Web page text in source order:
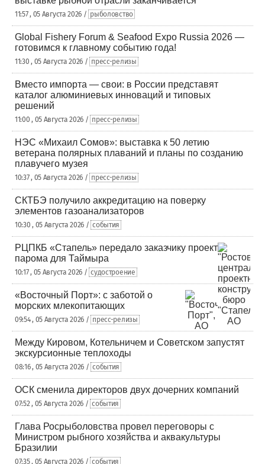
11:57 , 05 Августа 2026 / рыболовство
Global Fishery Forum & Seafood Expo Russia 2026 —
готовимся к главному событию года!
11:30 , 05 Августа 2026 / пресс-релизы
Вместо импорта — свои: в России представят
каталог алюминиевых инноваций и типовых
решений
11:00 , 05 Августа 2026 / пресс-релизы
НЭС «Михаил Сомов»: выставка к 50 летию
ветерана полярных плаваний и планы по созданию
плавучего музея
10:37 , 05 Августа 2026 / пресс-релизы
СКТБЭ получило аккредитацию на поверку
элементов газоанализаторов
10:30 , 05 Августа 2026 / события
РЦПКБ «Стапель» передало заказчику проект
парома для Таймыра
10:17 , 05 Августа 2026 / судостроение
«Восточный Порт»: с заботой о
морских млекопитающих
09:54 , 05 Августа 2026 / пресс-релизы
Между Кировом, Котельничем и Советском запустят
экскурсионные теплоходы
08:16 , 05 Августа 2026 / события
ОСК сменила директоров двух дочерних компаний
07:52 , 05 Августа 2026 / события
Глава Росрыболовства провел переговоры с
Министром рыбного хозяйства и аквакультуры
Бразилии
07:35 , 05 Августа 2026 / события